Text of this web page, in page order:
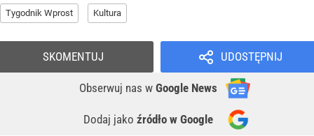
Tygodnik Wprost Kultura
UDOSTĘPNIJ
Obserwuj nas w Google News
Dodaj jako źródło w Google
SKOMENTUJ